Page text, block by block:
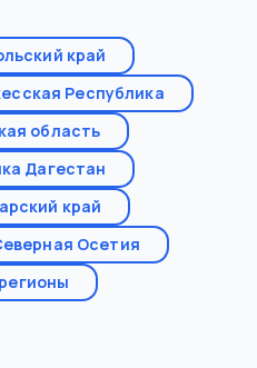
край
Республика
область
Дагестан
край
Осетия